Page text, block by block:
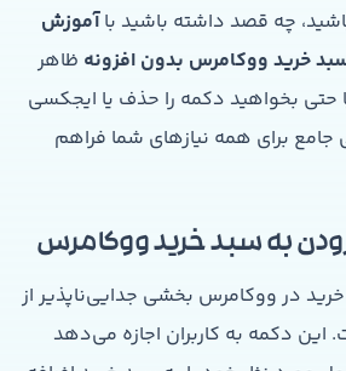
چه قصد داشته باشید باآموزش
خرید ووکامرس بدون افزونه ظاهر
حتی بخواهید دکمه را حذف یا ایجکسی
جامع برای همه نیازهای شما فراهم
به سبد خرید ووکامرس
در ووکامرس بخشی جدایی‌ناپذیر از
این دکمه به کاربران اجازه می‌دهد